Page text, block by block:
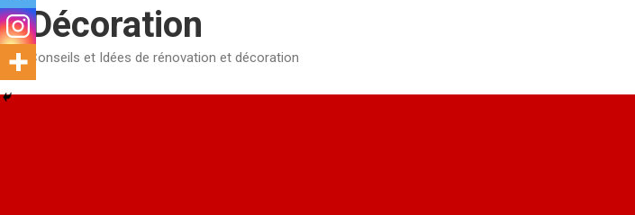
Décoration
Conseils et Idées de rénovation et décoration